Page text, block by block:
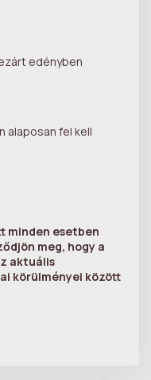
edényben
alaposan fel kell
minden esetben
meg, hogy a
aktuális
körülményei között